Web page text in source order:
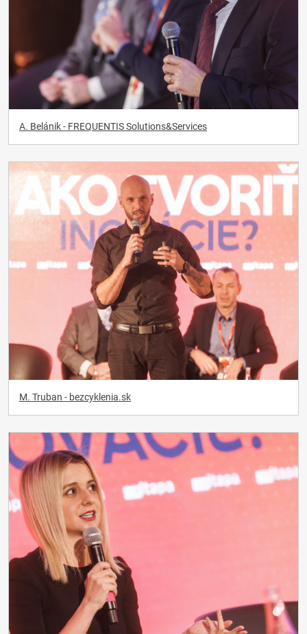
A. Belánik - FREQUENTIS Solutions&Services
M. Truban - bezcyklenia.sk